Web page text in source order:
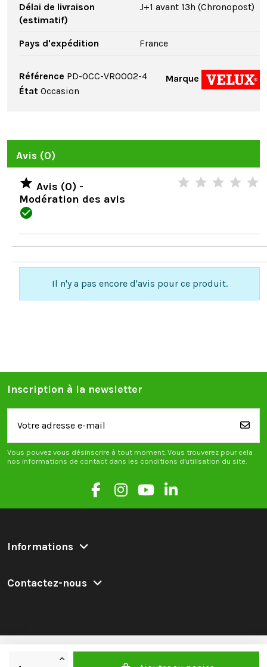
Délai de livraison
(estimatif)
J+1 avant 13h (Chronopost)
Pays d'expédition France
Marque
Référence PD-OCC-VR0002-4
État Occasion
Avis (0)
 Avis (0) -
Modération des avis

Il n'y a pas encore d'avis pour ce produit.
Inscription à la newsletter
Vous pouvez vous désinscrire à tout moment. Vous trouverez pour cela
nos informations de contact dans les conditions d'utilisation du site.
Informations
Contactez-nous
Retak.eco 2025